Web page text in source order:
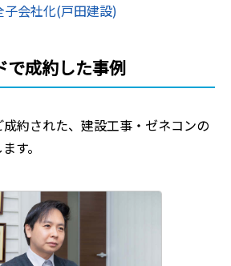
子会社化(戸田建設)
で成約した事例
約された、 建設工事・ゼネコンの
す。